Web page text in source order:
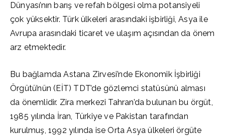
Dünyası’nın barış ve refah bölgesi olma potansiyeli
çok yüksektir. Türk ülkeleri arasındaki işbirliği, Asya ile
Avrupa arasındaki ticaret ve ulaşım açısından da önem
arz etmektedir.
Bu bağlamda Astana Zirvesi’nde Ekonomik İşbirliği
Örgütü’nün (EİT) TDT’de gözlemci statüsünü alması
da önemlidir. Zira merkezi Tahran’da bulunan bu örgüt,
1985 yılında İran, Türkiye ve Pakistan tarafından
kurulmuş, 1992 yılında ise Orta Asya ülkeleri örgüte